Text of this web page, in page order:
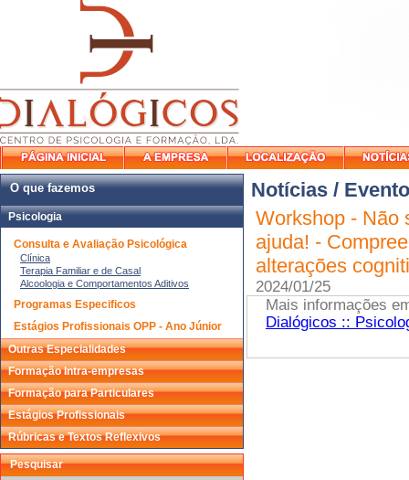
O que fazemos
Psicologia
Consulta e Avaliação Psicológica
Clínica
Terapia Familiar e de Casal
Alcoologia e Comportamentos Aditivos
Programas Especificos
Estágios Profissionais OPP - Ano Júnior
Outras Especialidades
Formação Intra-empresas
Formação para Particulares
Estágios Profissionais
Rúbricas e Textos Reflexivos
Pesquisar
Notícias /
Workshop - Não
ajuda! -
alterações
2024/01/25
Mais informações
Dialógicos ::